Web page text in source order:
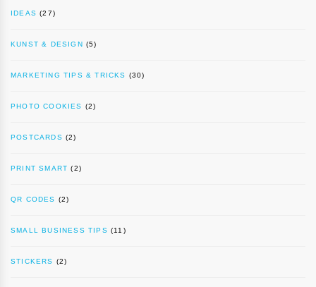
IDEAS (27)
KUNST & DESIGN (5)
MARKETING TIPS & TRICKS (30)
PHOTO COOKIES (2)
POSTCARDS (2)
PRINT SMART (2)
QR CODES (2)
SMALL BUSINESS TIPS (11)
STICKERS (2)